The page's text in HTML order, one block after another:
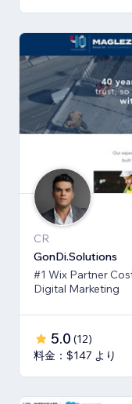
CR
GonDi.Solutions
#1 Wix Partner
Digital Marketing
5.0 (12)
料金：$147 より